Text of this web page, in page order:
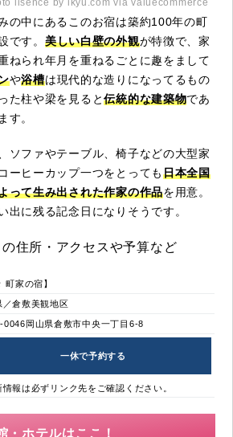
lisence by ikyu.com via valuecommerce
の中にあるこのお宿は築約100年の町
です。 美しい白壁の外観が特徴で、家
ねられ年月を重ねるごとに趣をまして
や浴槽は現代的な造りになってるもの
た柱や梁を見ると伝統的な建築物であ
す。
ソファやテーブル、椅子などの大型家
ーヒーカップ一つをとっても日本全国
って生み出された作家の作品を用意。
出に残る記念日になりそうです。
の住所・アクセスや予算など
町家の宿】
／倉敷美観地区
0046岡山県倉敷市中央一丁目6-8
一休で予約する
報は必ずリンク先をご確認ください。
・ホテルはここ！